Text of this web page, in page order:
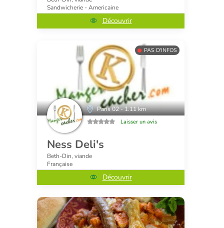
Sandwicherie - Americaine
Découvrir
PAS D'INFOS
Paris 02 - 1.11 km
Laisser un avis
Ness Deli's
Beth-Din, viande
Française
Découvrir